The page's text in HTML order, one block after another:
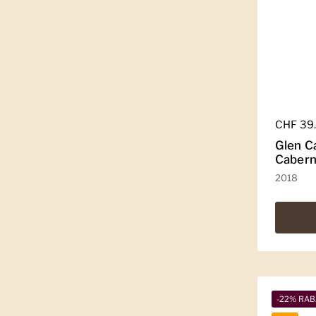
CHF
Glen
2018
-22%